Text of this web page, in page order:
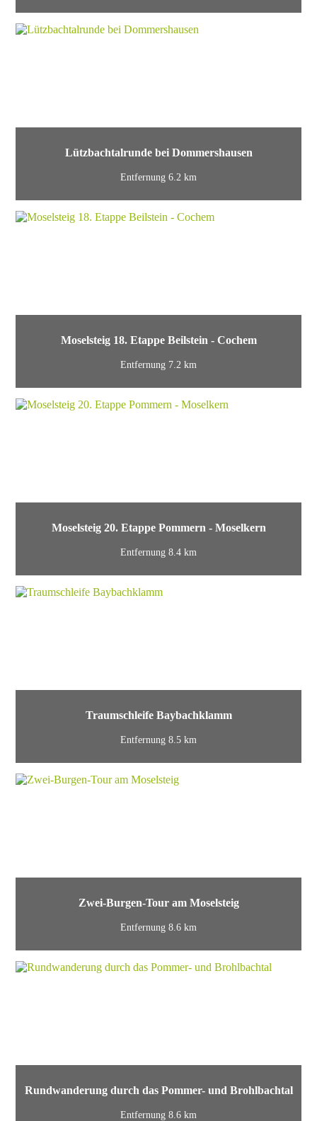
Lützbachtalrunde bei Dommershausen
Entfernung 6.2 km
Moselsteig 18. Etappe Beilstein - Cochem
Entfernung 7.2 km
Moselsteig 20. Etappe Pommern - Moselkern
Entfernung 8.4 km
Traumschleife Baybachklamm
Entfernung 8.5 km
Zwei-Burgen-Tour am Moselsteig
Entfernung 8.6 km
Rundwanderung durch das Pommer- und Brohlbachtal
Entfernung 8.6 km